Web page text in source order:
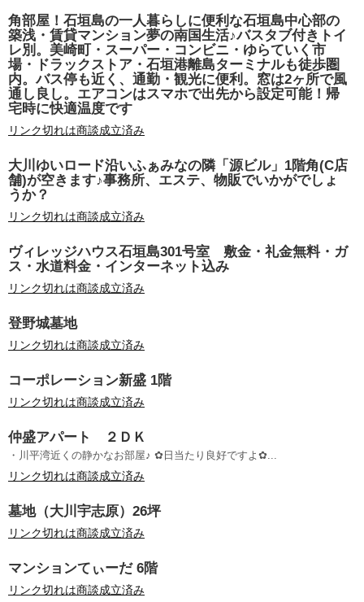
角部屋！石垣島の一人暮らしに便利な石垣島中心部の
築浅・賃貸マンション夢の南国生活♪バスタブ付きトイ
レ別。美崎町・スーパー・コンビニ・ゆらていく市
場・ドラックストア・石垣港離島ターミナルも徒歩圏
内。バス停も近く、通勤・観光に便利。窓は2ヶ所で風
通し良し。エアコンはスマホで出先から設定可能！帰
宅時に快適温度です
リンク切れは商談成立済み
大川ゆいロード沿いふぁみなの隣「源ビル」1階角(C店
舗)が空きます♪事務所、エステ、物販でいかがでしょ
うか？
リンク切れは商談成立済み
ヴィレッジハウス石垣島301号室 敷金・礼金無料・ガ
ス・水道料金・インターネット込み
リンク切れは商談成立済み
登野城墓地
リンク切れは商談成立済み
コーポレーション新盛 1階
リンク切れは商談成立済み
仲盛アパート ２ＤＫ
・川平湾近くの静かなお部屋♪ ✿日当たり良好ですよ✿...
リンク切れは商談成立済み
墓地（大川宇志原）26坪
リンク切れは商談成立済み
マンションてぃーだ 6階
リンク切れは商談成立済み